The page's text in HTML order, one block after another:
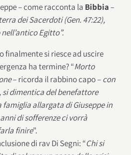
– come racconta la Bibbia–
dei Sacerdoti (Gen. 47:22),
Egitto”.
finalmente si riesce ad uscire
ha termine? “Morto
– ricorda il rabbino capo –con
dimentica del benefattore
famiglia allargata di Giuseppe in
di sofferenze ci vorrà
finire”.
di rav Di Segni: “Chi si